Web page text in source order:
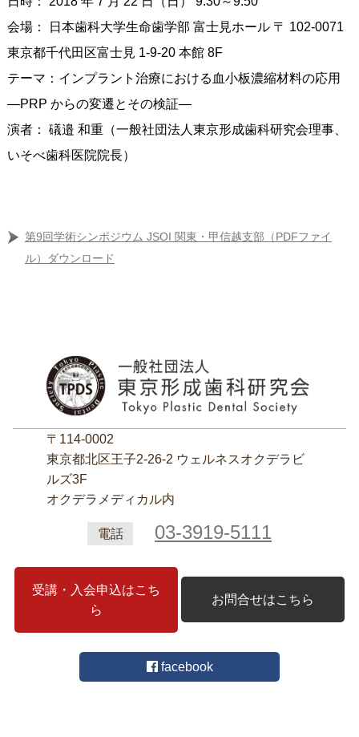
会場： 日本歯科大学生命歯学部 富士見ホール 〒 102-0071
東京都千代田区富士見 1-9-20 本館 8F
テーマ：インプラント治療における血小板濃縮材料の応用
―PRP からの変遷とその検証―
演者： 礒邉 和重（一般社団法人東京形成歯科研究会理事、
いそべ歯科医院院長）
第9回学術シンポジウム JSOI 関東・甲信越支部（PDFファイ
ル）ダウンロード
〒114-0002
東京都北区王子2‐26‐2 ウェルネスオクデラビ
ルズ3F
オクデラメディカル内
電話 03-3919-5111
受講・入会申込はこち
ら
お問合せはこちら
facebook